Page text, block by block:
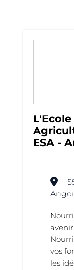
ESA -
avenir
vos
les